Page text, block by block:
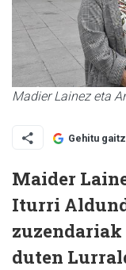
Madier Lainez eta
Gehitu
Maider
Iturri
duten